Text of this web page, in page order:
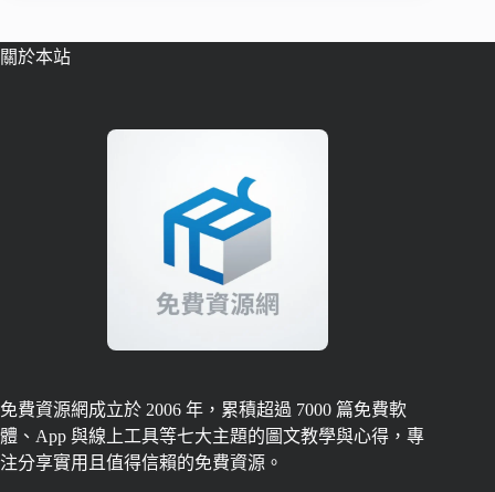
關於本站
免費資源網成立於 2006 年，累積超過 7000 篇免費軟
體、App 與線上工具等七大主題的圖文教學與心得，專
注分享實用且值得信賴的免費資源。